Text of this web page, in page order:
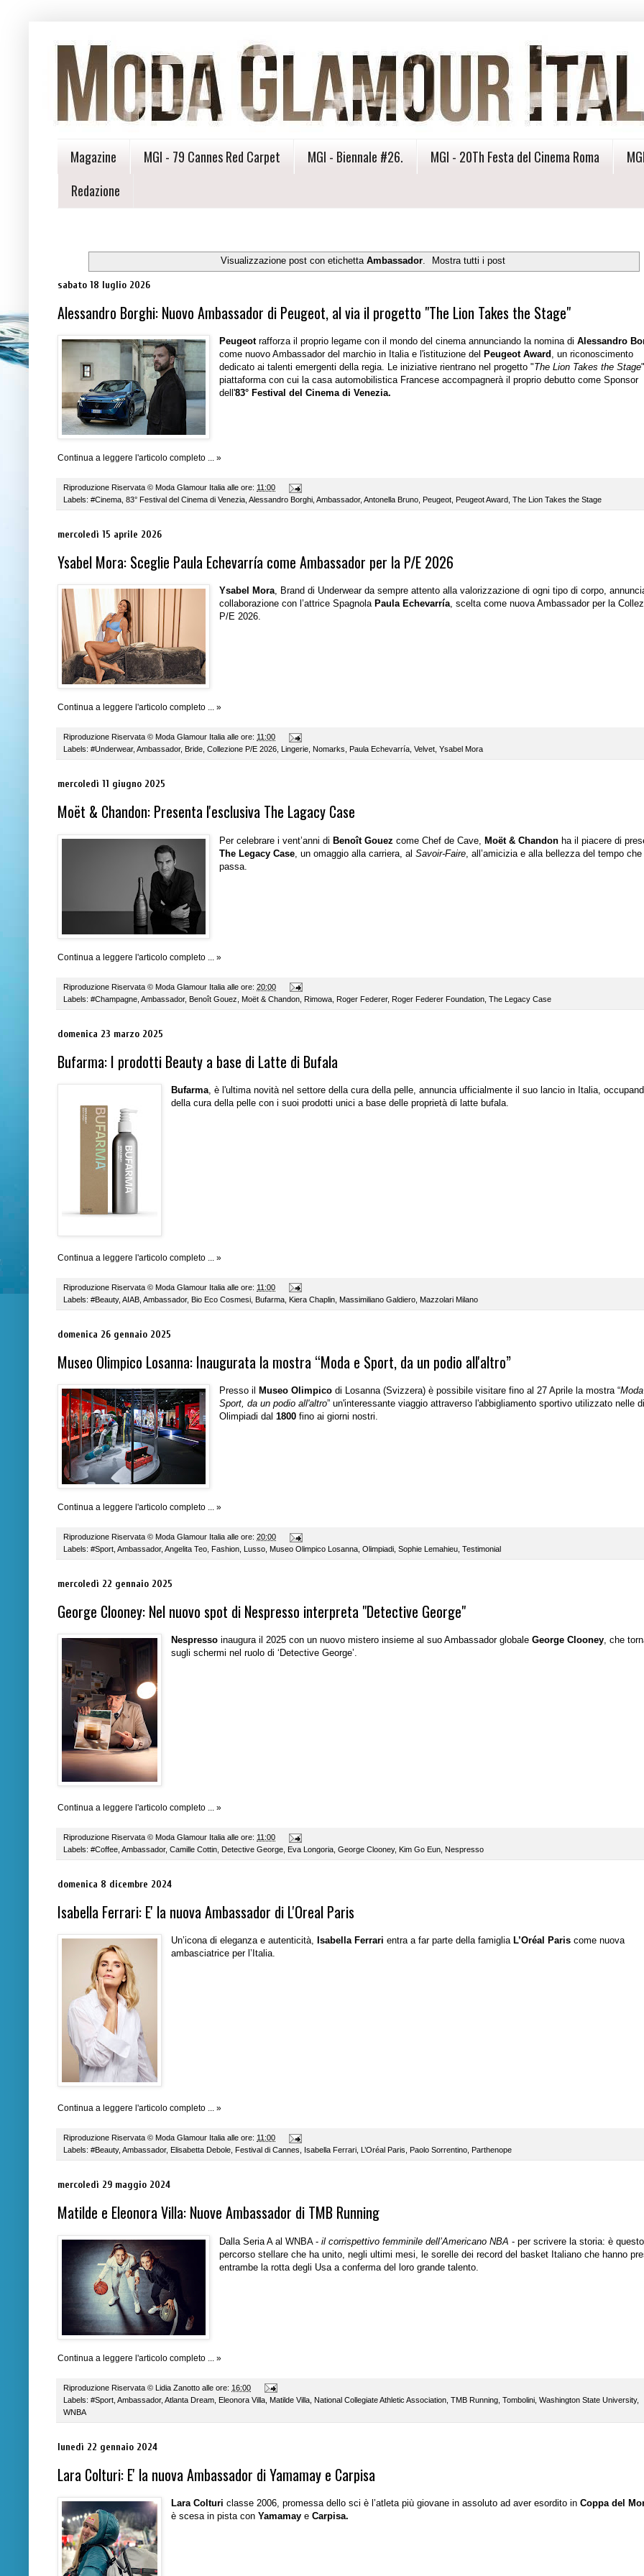
Magazine MGI - 79 Cannes Red Carpet MGI - Biennale #26. MGI - 20Th Festa del Cinema Roma
Redazione
Visualizzazione post con etichetta Ambassador. Mostra tutti i post
sabato 18 luglio 2026
Alessandro Borghi: Nuovo Ambassador di Peugeot, al via il progetto "The Lion Takes the Stage"
Peugeotrafforza il proprio legame con il mondo del cinema annunciando la nomina di Alessandro
come nuovo Ambassador del marchio in Italia e l'istituzione del Peugeot Award , un riconoscimento
dedicato ai talenti emergenti della regia. Le iniziative rientrano nel progetto "The Lion Takes the Stage
piattaforma con cui la casa automobilistica Francese accompagnerà il proprio debutto come Sponsor
dell'83° Festival del Cinema di Venezia.
Continua a leggere l'articolo completo ... »
Riproduzione Riservata © Moda Glamour Italia alle ore: 11:00
Labels: #Cinema 83° Festival del Cinema di Venezia Alessandro Borghi Ambassador, Antonella Bruno Peugeot Peugeot Award The Lion Takes the Stage
mercoledì 15 aprile 2026
Ysabel Mora: Sceglie Paula Echevarría come Ambassador per la P/E 2026
Ysabel Mora, Brand di Underwear da sempre attento alla valorizzazione di ogni tipo di corpo,
collaborazione con l’attrice Spagnola Paula Echevarría, scelta come nuova Ambassador per la
P/E 2026.
Continua a leggere l'articolo completo ... »
Riproduzione Riservata © Moda Glamour Italia alle ore: 11:00
Labels: #Underwear, Ambassador, Bride, Collezione P/E 2026, Lingerie, Nomarks, Paula Echevarría, Velvet, Ysabel Mora
mercoledì 11 giugno 2025
Moët & Chandon: Presenta l'esclusiva The Lagacy Case
Per celebrare i vent’anni di Benoît Gouez come Chef de Cave, Moët & Chandon ha il piacere di
The Legacy Case , un omaggio alla carriera, al Savoir-Faire , all’amicizia e alla bellezza del tempo che
passa.
Continua a leggere l'articolo completo ... »
Riproduzione Riservata © Moda Glamour Italia alle ore: 20:00
Labels: #Champagne Ambassador, Benoît Gouez Moët & Chandon Rimowa Roger Federer, Roger Federer Foundation The Legacy Case
domenica 23 marzo 2025
Bufarma: I prodotti Beauty a base di Latte di Bufala
Bufarma , è l'ultima novità nel settore della cura della pelle, annuncia ufficialmente il suo lancio in Italia,
della cura della pelle con i suoi prodotti unici a base delle proprietà di latte bufala.
Continua a leggere l'articolo completo ... »
Riproduzione Riservata © Moda Glamour Italia alle ore: 11:00
Labels: #Beauty, AIAB Ambassador, Bio Eco Cosmesi Bufarma Kiera Chaplin Massimiliano Galdiero Mazzolari Milano
domenica 26 gennaio 2025
Museo Olimpico Losanna: Inaugurata la mostra “Moda e Sport, da un podio all'altro”
Presso il Museo Olimpico di Losanna (Svizzera) è possibile visitare fino al 27 Aprile la mostra “
Sport, da un podio all'altro” un'interessante viaggio attraverso l'abbigliamento sportivo utilizzato nelle
Olimpiadi dal 1800 fino ai giorni nostri.
Continua a leggere l'articolo completo ... »
Riproduzione Riservata © Moda Glamour Italia alle ore: 20:00
Labels: #Sport Ambassador, Angelita Teo Fashion Lusso Museo Olimpico Losanna Olimpiadi Sophie Lemahieu Testimonial
mercoledì 22 gennaio 2025
George Clooney: Nel nuovo spot di Nespresso interpreta "Detective George"
Nespresso inaugura il 2025 con un nuovo mistero insieme al suo Ambassador globale George Clooney, che
sugli schermi nel ruolo di ‘Detective George’.
Continua a leggere l'articolo completo ... »
Riproduzione Riservata © Moda Glamour Italia alle ore: 11:00
Labels: #Coffee Ambassador, Camille Cottin Detective George Eva Longoria George Clooney, Kim Go Eun Nespresso
domenica 8 dicembre 2024
Isabella Ferrari: E' la nuova Ambassador di L'Oreal Paris
Un’icona di eleganza e autenticità, Isabella Ferrari entra a far parte della famiglia L’Oréal Paris come nuova
ambasciatrice per l’Italia.
Continua a leggere l'articolo completo ... »
Riproduzione Riservata © Moda Glamour Italia alle ore: 11:00
Labels: #Beauty, Ambassador, Elisabetta Debole, Festival di Cannes, Isabella Ferrari, L’Oréal Paris, Paolo Sorrentino, Parthenope
mercoledì 29 maggio 2024
Matilde e Eleonora Villa: Nuove Ambassador di TMB Running
Dalla Seria A al WNBA - il corrispettivo femminile dell’Americano NBA - per scrivere la storia: è
percorso stellare che ha unito, negli ultimi mesi, le sorelle dei record del basket Italiano che hanno
entrambe la rotta degli Usa a conferma del loro grande talento.
Continua a leggere l'articolo completo ... »
Riproduzione Riservata © Lidia Zanotto alle ore: 16:00
Labels: #Sport Ambassador, Atlanta Dream Eleonora Villa Matilde Villa National Collegiate Athletic Association TMB Running Tombolini Washington State University,
WNBA
lunedì 22 gennaio 2024
Lara Colturi: E' la nuova Ambassador di Yamamay e Carpisa
Lara Colturi classe 2006, promessa dello sci è l’atleta più giovane in assoluto ad aver esordito in Coppa del
è scesa in pista con Yamamay e Carpisa.